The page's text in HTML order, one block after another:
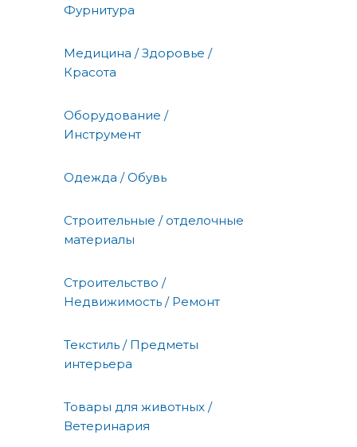
Фурнитура
Медицина / Здоровье /
Красота
Оборудование /
Инструмент
Одежда / Обувь
Строительные / отделочные
материалы
Строительство /
Недвижимость / Ремонт
Текстиль / Предметы
интерьера
Товары для животных /
Ветеринария